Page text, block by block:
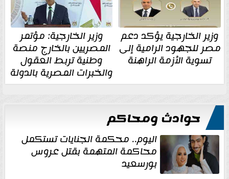
وزير الخارجية يؤكد دعم
مصر للجهود الرامية إلى
تسوية الأزمة الراهنة
وزير الخارجية: مؤتمر
المصريين بالخارج منصة
وطنية تربط العقول
والخبرات المصرية بالدولة
حوادث ومحاكم
اليوم.. محكمة الجنايات تستكمل
محاكمة المتهمة بقتل عروس
بورسعيد